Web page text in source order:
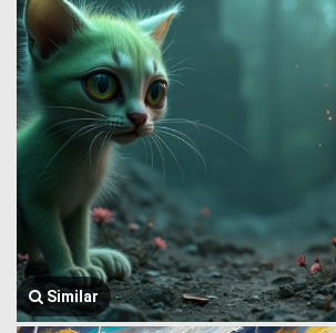
Similar